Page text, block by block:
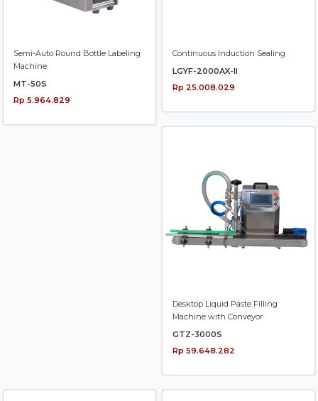
Semi-Auto Round Bottle Labeling
Machine
MT-50S
Rp 5.964.829
Continuous Induction Sealing
LGYF-2000AX-II
Rp 25.008.029
Desktop Liquid Paste Filling
Machine with Conveyor
GTZ-3000S
Rp 59.648.282